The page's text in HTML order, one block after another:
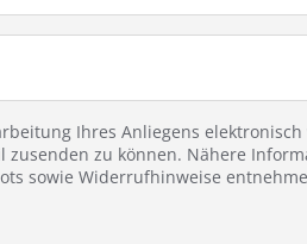
Ihres Anliegens
zu können. Nähere
sowie Widerrufhinweise